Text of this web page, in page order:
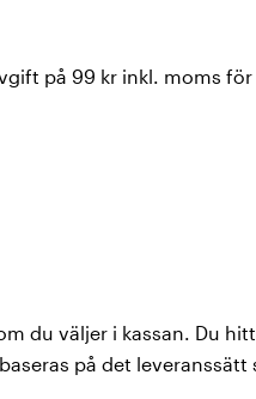
på 99 kr inkl. moms
du väljer i kassan. Du
på det leveranssätt